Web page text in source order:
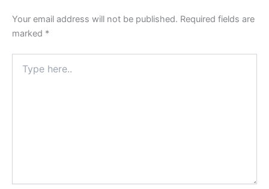
Your email address will not be published. Required fields are
marked *
here..